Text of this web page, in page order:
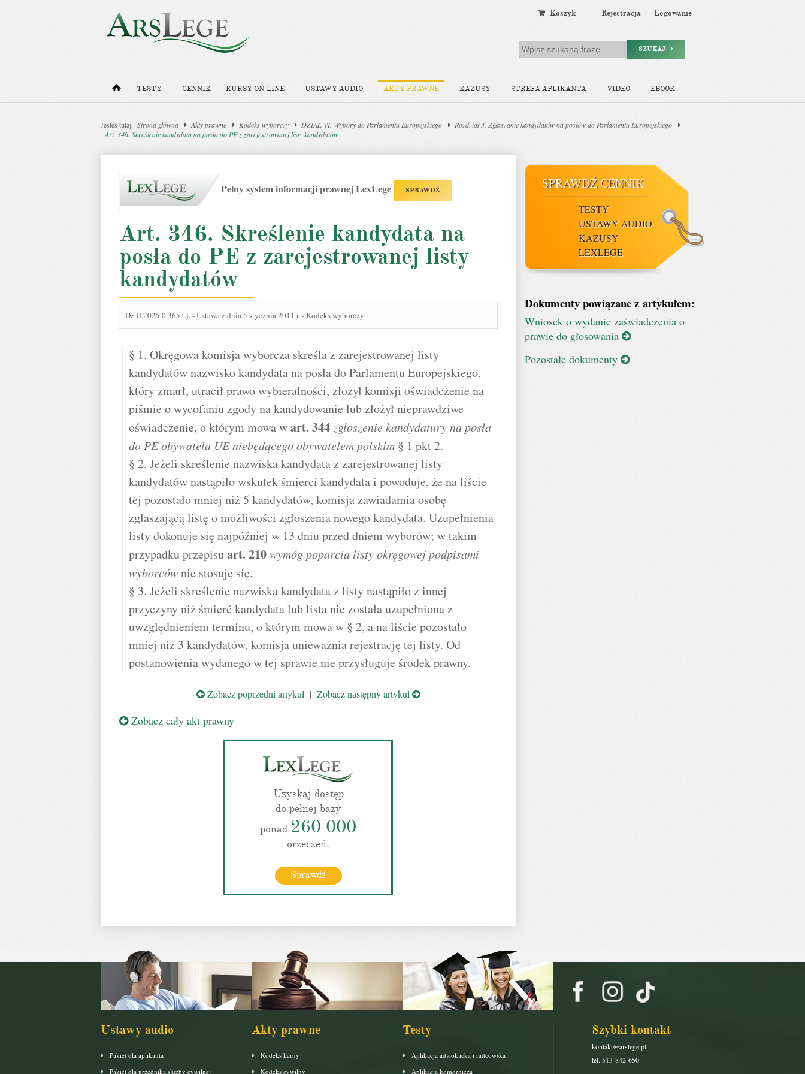
Koszyk Rejestracja Logowanie
SZUKAJ
TESTY CENNIK KURSY ON-LINE USTAWY AUDIO AKTY PRAWNE KAZUSY STREFA APLIKANTA VIDEO EBOOK
Jesteś tutaj: Strona główna Akty prawne Kodeks wyborczy DZIAŁ VI. Wybory do Parlamentu Europejskiego
Rozdział 3. Zgłaszanie kandydatów na posłów do Parlamentu Europejskiego
Art. 346. Skreślenie kandydata na posła do PE z zarejestrowanej listy kandydatów
Pełny system informacji prawnej LexLege SPRAWDŹ
Art. 346. Skreślenie kandydata na
posła do PE z zarejestrowanej listy
kandydatów
Dz.U.2025.0.365 t.j.-Ustawa z dnia 5 stycznia 2011 r. - Kodeks wyborczy
§ 1. Okręgowa komisja wyborcza skreśla z zarejestrowanej listy
kandydatów nazwisko kandydata na posła do Parlamentu Europejskiego,
który zmarł, utracił prawo wybieralności, złożył komisji oświadczenie na
piśmie o wycofaniu zgody na kandydowanie lub złożył nieprawdziwe
oświadczenie, o którym mowa wart. 344 zgłoszenie kandydatury na posła
do PE obywatela UE niebędącego obywatelem polskim § 1 pkt 2.
§ 2. Jeżeli skreślenie nazwiska kandydata z zarejestrowanej listy
kandydatów nastąpiło wskutek śmierci kandydata i powoduje, że na liście
tej pozostało mniej niż 5 kandydatów, komisja zawiadamia osobę
zgłaszającą listę o możliwości zgłoszenia nowego kandydata. Uzupełnienia
listy dokonuje się najpóźniej w 13 dniu przed dniem wyborów; w takim
przypadku przepisuart. 210wymóg poparcia listy okręgowej podpisami
wyborcównie stosuje się.
§ 3. Jeżeli skreślenie nazwiska kandydata z listy nastąpiło z innej
przyczyny niż śmierć kandydata lub lista nie została uzupełniona z
uwzględnieniem terminu, o którym mowa w § 2, a na liście pozostało
mniej niż 3 kandydatów, komisja unieważnia rejestrację tej listy. Od
postanowienia wydanego w tej sprawie nie przysługuje środek prawny.
Zobacz poprzedni artykuł| Zobacz następny artykuł
Zobacz cały akt prawny
Uzyskaj dostęp
do pełnej bazy
ponad 260 000
orzeczeń.
Sprawdź
SPRAWDŹ CENNIK
TESTY
USTAWY AUDIO
KAZUSY
LEXLEGE
Dokumenty powiązane z artykułem:
Wniosek o wydanie zaświadczenia o
prawie do głosowania
Pozostałe dokumenty
Ustawy audio
Pakiet dla aplikanta
Pakiet dla urzędnika służby cywilnej
Akty prawne
Kodeks karny
Kodeks cywilny
Testy
Aplikacja adwokacka i radcowska
Aplikacja komornicza
Szybki kontakt
kontakt@arslege.pl
tel. 513-842-650